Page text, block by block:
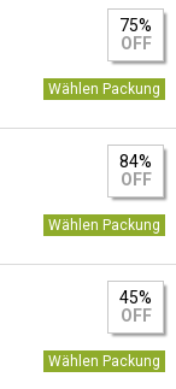
75%
OFF
Wählen Packung
84%
OFF
Wählen Packung
45%
OFF
Wählen Packung